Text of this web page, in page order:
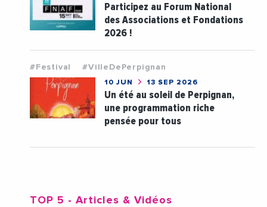
Participez au Forum National
des Associations et Fondations
2026 !
#Festival #VilleDePerpignan
10 JUN 13 SEP 2026
Un été au soleil de Perpignan,
une programmation riche
pensée pour tous
TOP 5 - Articles & Vidéos